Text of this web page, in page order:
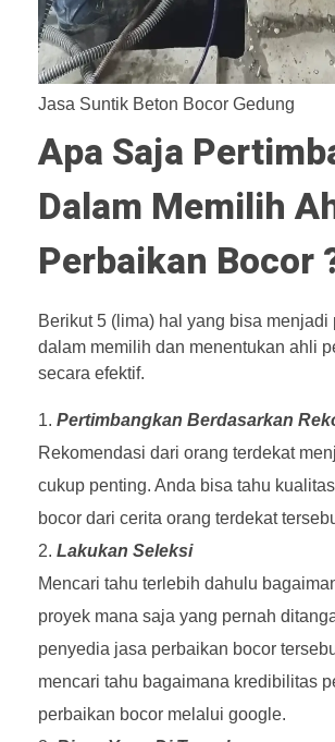
Jasa Suntik Beton Bocor Gedung
Apa Saja
Dalam Memilih
Perbaikan Bocor
Berikut 5 (lima) hal yang bisa menjadi
dalam memilih dan menentukan ahli
secara efektif.
Pertimbangkan Berdasarkan
Rekomendasi dari orang terdekat
cukup penting. Anda bisa tahu
bocor dari cerita orang terdekat
Lakukan Seleksi
Mencari tahu terlebih dahulu
proyek mana saja yang pernah
penyedia jasa perbaikan bocor
mencari tahu bagaimana kredibilitas
perbaikan bocor melalui google.